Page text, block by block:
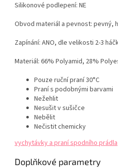
Silikonové podlepení: NE
Obvod materiál a pevnost: pevný,
Zapínání: ANO, dle velikosti 2-3
Materiál: 66% Polyamid, 28%
Pouze ruční praní 30°C
Praní s podobnými barvami
Nežehlit
Nesušit v sušičce
Nebělit
Nečistit chemicky
vychytávky a praní spodního prádla
Doplňkové parametry